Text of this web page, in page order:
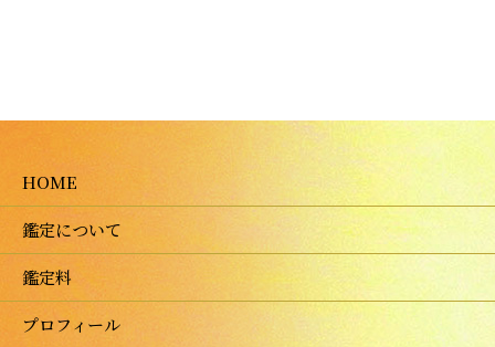
HOME
鑑定について
鑑定料
プロフィール